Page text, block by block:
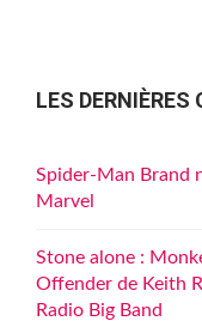
LES DERNIÈRES
Spider-Man Brand
Marvel
Stone alone :
Offender de Keith
Radio Big Band